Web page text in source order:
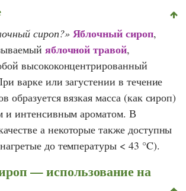
сироп? Яблочный сироп,
яблочной травой,
высококонцентрированный
варке или загустении в течение
образуется вязкая масса (как сироп)
и интенсивным ароматом. В
а некоторые также доступны
до температуры < 43 °C).
— использование на